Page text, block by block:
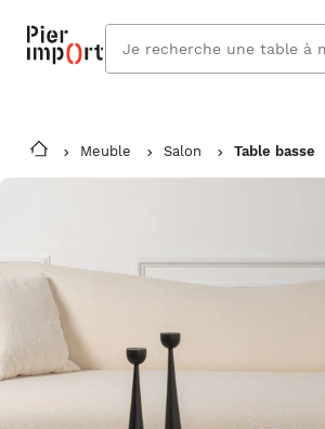
cherchez
vous ?
Meuble Salon Table basse